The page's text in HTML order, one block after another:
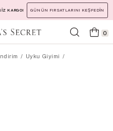
KARGO! GÜNÜN FIRSATLARINI KEŞFEDİN
0
Uyku Giyimi